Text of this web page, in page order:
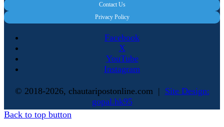
Contact Us
Privacy Policy
Facebook
X
YouTube
Instagram
© 2018-2026, chautaripostonline.com | Site Design:
gopal.hk95
Back to top button